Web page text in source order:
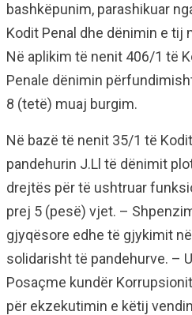
bashkëpunim, parashikuar
Kodit Penal dhe dënimin e tij
Në aplikim të nenit 406/1 të
Penale dënimin
8 (tetë) muaj burgim.
Në bazë të nenit 35/1 të
pandehurin J.Ll të dënimit
drejtës për të ushtruar
prej 5 (pesë) vjet. –
gjyqësore edhe të gjykimit
solidarisht të pandehurve. –
Posaçme kundër
për ekzekutimin e këtij